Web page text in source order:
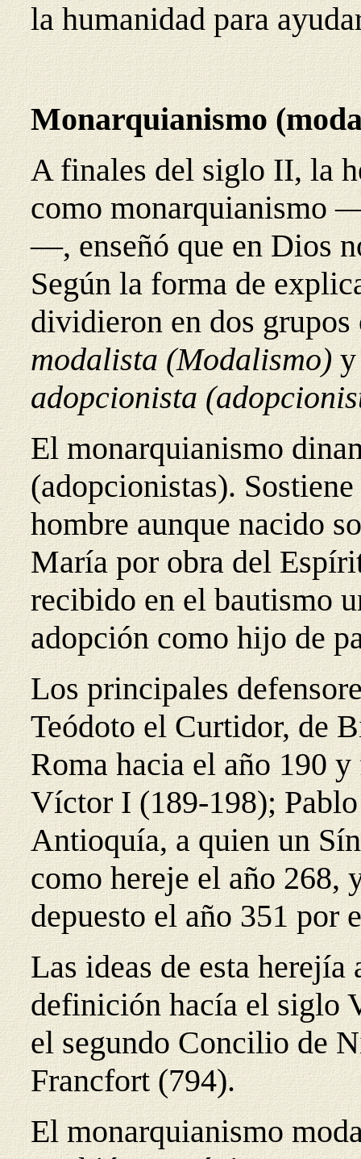
la humanidad para
Monarquianismo
A finales del siglo II, la
como monarquianismo
—, enseñó que en Dios
Según la forma de
dividieron en dos
modalista (Modalismo)
adopcionista
El monarquianismo
(adopcionistas).
hombre aunque nacido
María por obra del
recibido en el bautismo
adopción como hijo de
Los principales
Teódoto el Curtidor, de
Roma hacia el año 190
Víctor I (189-198);
Antioquía, a quien un
como hereje el año 268,
depuesto el año 351 por
Las ideas de esta
definición hacía el siglo
el segundo Concilio de
Francfort (794).
El monarquianismo